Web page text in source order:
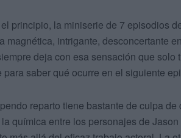
principio, la miniserie de 7 episodios
magnética, intrigante, desconcertante
deja con esa sensación que
para saber qué ocurre en el siguiente
reparto tiene bastante de culpa
química entre los personajes de